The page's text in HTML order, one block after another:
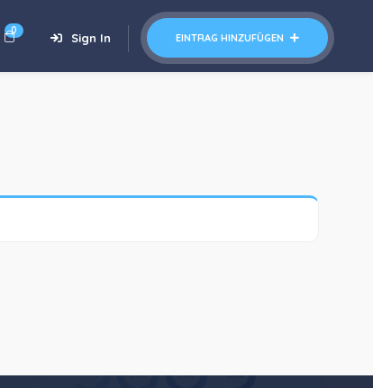
EINTRAG HINZUFÜGEN
Sign In
0